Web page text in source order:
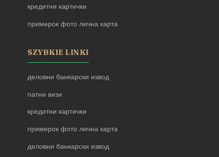
кредитни картички
примерок фото лична карта
SZYBKIE LINKI
деловни банкарски извод
патни визи
кредитни картички
примерок фото лична карта
деловни банкарски извод